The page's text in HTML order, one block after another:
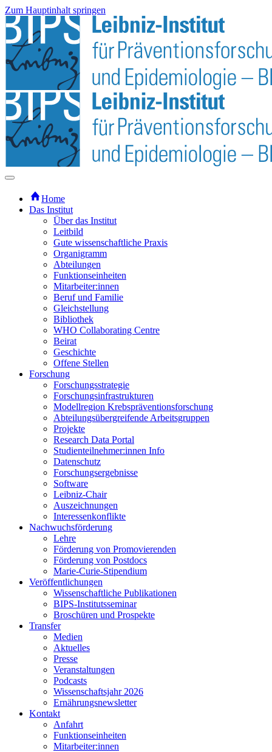
Zum Hauptinhalt springen
Home
Das Institut
Über das Institut
Leitbild
Gute wissenschaftliche Praxis
Organigramm
Abteilungen
Funktionseinheiten
Mitarbeiter:innen
Beruf und Familie
Gleichstellung
Bibliothek
WHO Collaborating Centre
Beirat
Geschichte
Offene Stellen
Forschung
Forschungsstrategie
Forschungsinfrastrukturen
Modellregion Krebspräventionsforschung
Abteilungsübergreifende Arbeitsgruppen
Projekte
Research Data Portal
Studienteilnehmer:innen Info
Datenschutz
Forschungsergebnisse
Software
Leibniz-Chair
Auszeichnungen
Interessenkonflikte
Nachwuchsförderung
Lehre
Förderung von Promovierenden
Förderung von Postdocs
Marie-Curie-Stipendium
Veröffentlichungen
Wissenschaftliche Publikationen
BIPS-Institutsseminar
Broschüren und Prospekte
Transfer
Medien
Aktuelles
Presse
Veranstaltungen
Podcasts
Wissenschaftsjahr 2026
Ernährungsnewsletter
Kontakt
Anfahrt
Funktionseinheiten
Mitarbeiter:innen